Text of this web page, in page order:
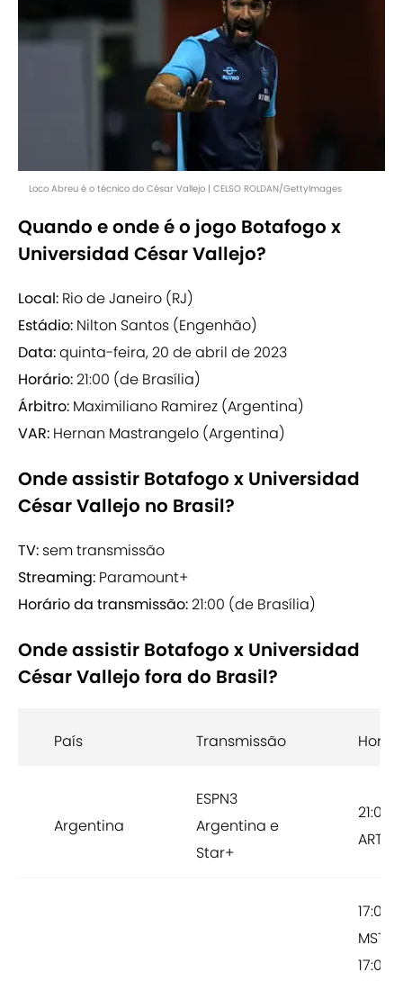
Loco Abreu é o técnico do César Vallejo | CELSO ROLDAN/GettyImages
Quando e onde é o jogo Botafogo x
Universidad César Vallejo?
Local: Rio de Janeiro (RJ)
Estádio: Nilton Santos (Engenhão)
Data:quinta-feira, 20 de abril de 2023
Horário:21:00 (de Brasília)
Árbitro: Maximiliano Ramirez (Argentina)
VAR: Hernan Mastrangelo (Argentina)
Onde assistir Botafogo x Universidad
César Vallejo no Brasil?
TV: sem transmissão
Streaming: Paramount+
Horário da transmissão:21:00 (de Brasília)
Onde assistir Botafogo x Universidad
César Vallejo fora do Brasil?
País Transmissão
Argentina
ESPN3
Argentina e
Star+
21:00
ART
17:00
MST /
17:00